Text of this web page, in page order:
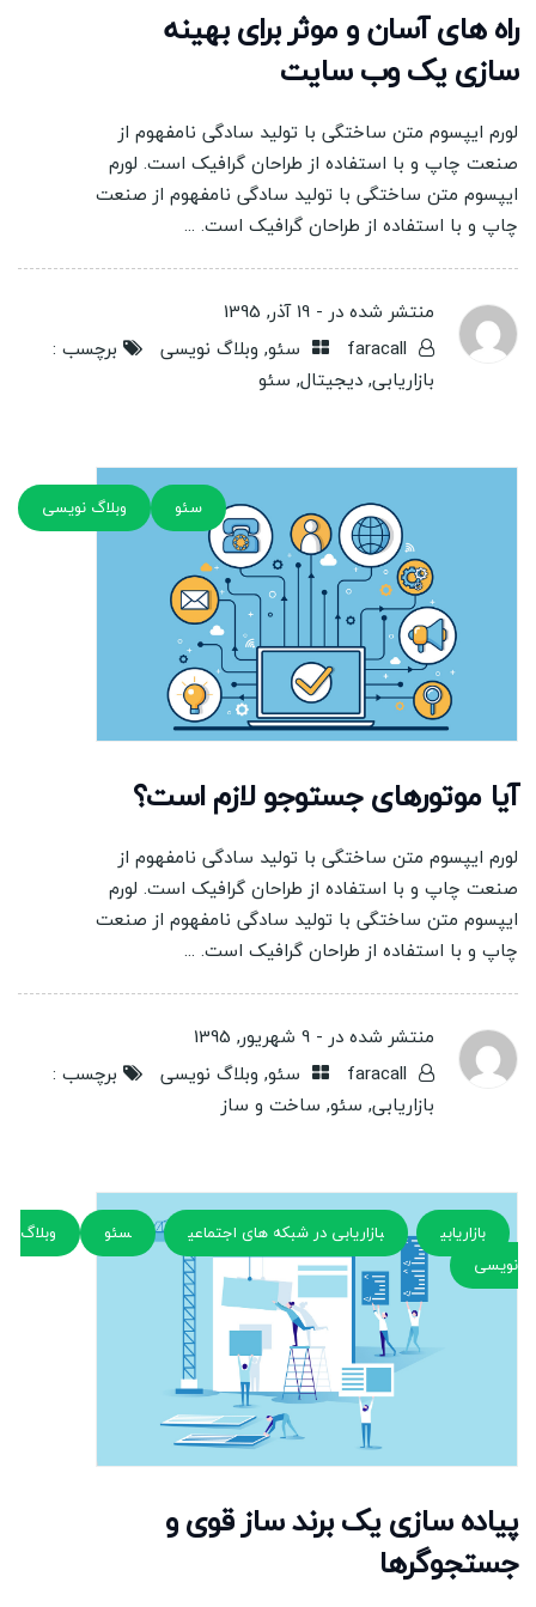
راه های آسان و موثر برای بهینه
سازی یک وب سایت
لورم ایپسوم متن ساختگی با تولید سادگی نامفهوم از
صنعت چاپ و با استفاده از طراحان گرافیک است. لورم
ایپسوم متن ساختگی با تولید سادگی نامفهوم از صنعت
چاپ و با استفاده از طراحان گرافیک است. ...
منتشر شده در - 19 آذر, 1395
faracall
سئو, وبلاگ نویسی
برچسب :
بازاریابی,دیجیتال, سئو
سئو وبلاگ نویسی
آیا موتورهای جستوجو لازم است؟
لورم ایپسوم متن ساختگی با تولید سادگی نامفهوم از
صنعت چاپ و با استفاده از طراحان گرافیک است. لورم
ایپسوم متن ساختگی با تولید سادگی نامفهوم از صنعت
چاپ و با استفاده از طراحان گرافیک است. ...
منتشر شده در - 9 شهریور, 1395
faracall
سئو, وبلاگ نویسی
برچسب :
بازاریابی, سئو, ساخت و ساز
بازاریابی بازاریابی در شبکه های اجتماعی سئو
وبلاگ
نویسی
پیاده سازی یک برند ساز قوی و
جستجوگرها